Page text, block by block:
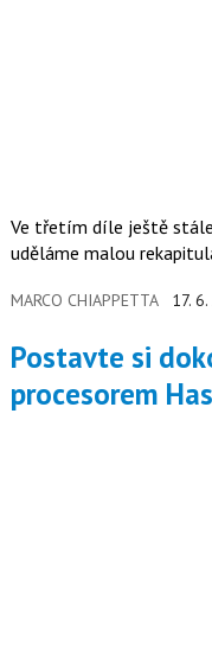
Ve třetím díle ještě stále
uděláme malou
MARCO CHIAPPETTA 17.
Postavte si dokonalý počítač s
procesorem